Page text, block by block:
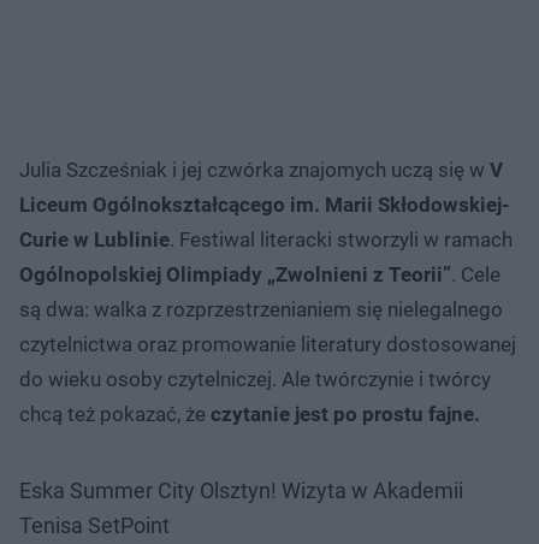
Julia Szcześniak i jej czwórka znajomych uczą się w V
Liceum Ogólnokształcącego im. Marii Skłodowskiej-
Curie w Lublinie. Festiwal literacki stworzyli w ramach
Ogólnopolskiej Olimpiady „Zwolnieni z Teorii”. Cele
są dwa: walka z rozprzestrzenianiem się nielegalnego
czytelnictwa oraz promowanie literatury dostosowanej
do wieku osoby czytelniczej. Ale twórczynie i twórcy
chcą też pokazać, że czytanie jest po prostu fajne.
Eska Summer City Olsztyn! Wizyta w Akademii
Tenisa SetPoint